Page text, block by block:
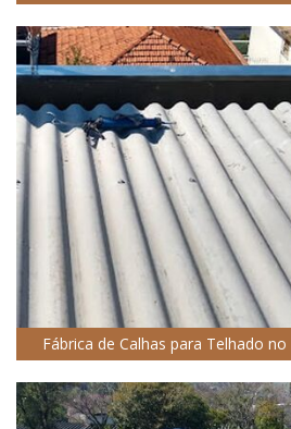
Fábrica de Calhas para Telhado